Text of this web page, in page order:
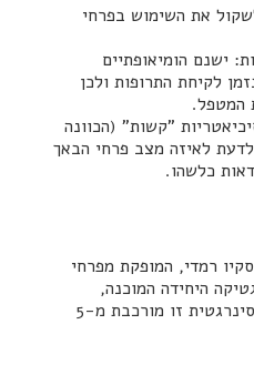
לשקול את השימוש בפרחי
ישנם הומיאופתיים
לקיחת התרופות ולכן
המטפל.
"קשות" (הכוונה
לאיזה מצב פרחי הבאך
כלשהו.
רמדי, המופקת מפרחי
היחידה המוכנה,
שקיימת בפרחי באך. תמצית סינרגטית זו מורכבת מ-5